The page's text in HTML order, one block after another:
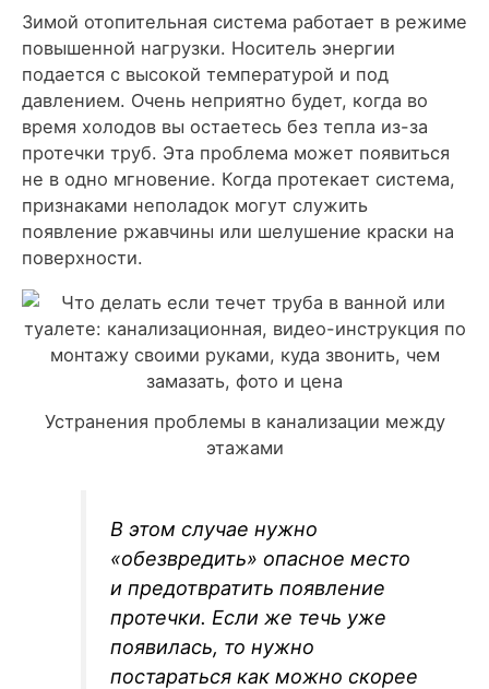
Зимой отопительная система работает в режиме
повышенной нагрузки. Носитель энергии
подается с высокой температурой и под
давлением. Очень неприятно будет, когда во
время холодов вы остаетесь без тепла из-за
протечки труб. Эта проблема может появиться
не в одно мгновение. Когда протекает система,
признаками неполадок могут служить
появление ржавчины или шелушение краски на
поверхности.
Устранения проблемы в канализации между
этажами
В этом случае нужно
«обезвредить» опасное место
и предотвратить появление
протечки. Если же течь уже
появилась, то нужно
постараться как можно скорее